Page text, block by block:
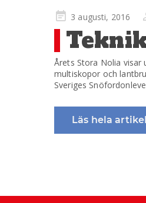
Publicerad
på
3 augusti, 2016
Årets Stora Nolia visar
multiskopor och
Sveriges
Läs hela